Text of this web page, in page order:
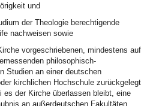
und
der Theologie berechtigende
nachweisen sowie
vorgeschriebenen, mindestens auf
philosophisch-
Studien an einer deutschen
kirchlichen Hochschule zurückgelegt
es der Kirche überlassen bleibt, eine
an außerdeutschen Fakultäten